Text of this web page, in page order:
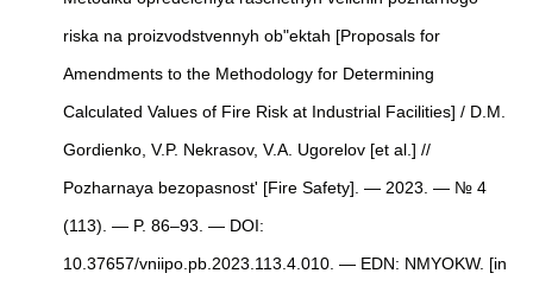
riska na proizvodstvennyh ob"ektah [Proposals for
Amendments to the Methodology for Determining
Calculated Values ​​of Fire Risk at Industrial Facilities] / D.M.
Gordienko, V.P. Nekrasov, V.A. Ugorelov [et al.] //
Pozharnaya bezopasnost' [Fire Safety]. — 2023. — № 4
(113). — P. 86–93. — DOI:
10.37657/vniipo.pb.2023.113.4.010. — EDN: NMYOKW. [in